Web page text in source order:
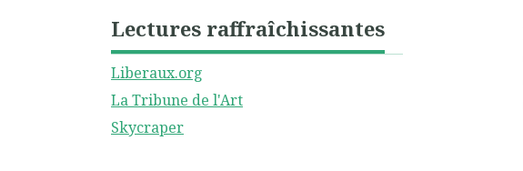
Lectures raffraîchissantes
Liberaux.org
La Tribune de l'Art
Skycraper